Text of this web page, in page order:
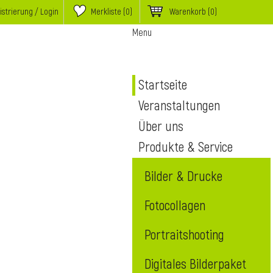
/ Login Merkliste (0) Warenkorb (0)
Menu
Startseite
Veranstaltungen
Über uns
Produkte & Service
Bilder & Drucke
Fotocollagen
Portraitshooting
Digitales Bilderpaket